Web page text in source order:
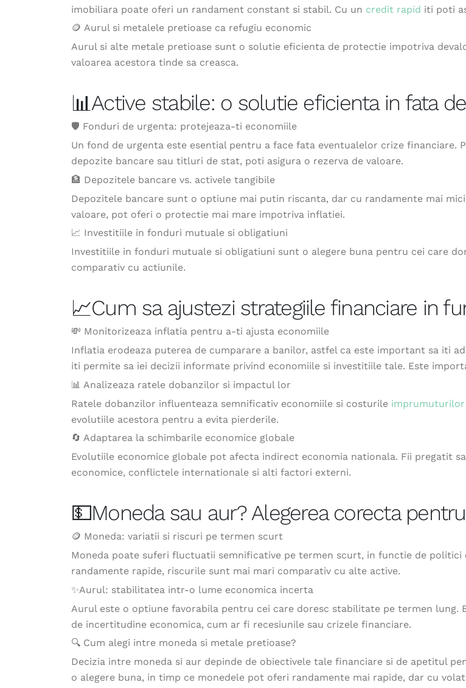
imobiliara poate oferi un randament constant si stabil. Cu un credit rapid iti poti
🪙 Aurul si metalele pretioase ca refugiu economic
Aurul si alte metale pretioase sunt o solutie eficienta de protectie impotriva
valoarea acestora tinde sa creasca.
📊Active stabile: o solutie eficienta in fata
🛡 Fonduri de urgenta: protejeaza-ti economiile
Un fond de urgenta este esential pentru a face fata eventualelor crize financiare.
depozite bancare sau titluri de stat, poti asigura o rezerva de valoare.
🏦 Depozitele bancare vs. activele tangibile
Depozitele bancare sunt o optiune mai putin riscanta, dar cu randamente mai
valoare, pot oferi o protectie mai mare impotriva inflatiei.
📈 Investitiile in fonduri mutuale si obligatiuni
Investitiile in fonduri mutuale si obligatiuni sunt o alegere buna pentru cei care
comparativ cu actiunile.
📈Cum sa ajustezi strategiile financiare in
💸 Monitorizeaza inflatia pentru a-ti ajusta economiile
Inflatia erodeaza puterea de cumparare a banilor, astfel ca este important sa iti
iti permite sa iei decizii informate privind economiile si investitiile tale. Este
📊 Analizeaza ratele dobanzilor si impactul lor
Ratele dobanzilor influenteaza semnificativ economiile si costurile imprumuturilor
evolutiile acestora pentru a evita pierderile.
🔄 Adaptarea la schimbarile economice globale
Evolutiile economice globale pot afecta indirect economia nationala. Fii pregatit
economice, conflictele internationale si alti factori externi.
💵Moneda sau aur? Alegerea corecta
🪙 Moneda: variatii si riscuri pe termen scurt
Moneda poate suferi fluctuatii semnificative pe termen scurt, in functie de politici
randamente rapide, riscurile sunt mai mari comparativ cu alte active.
✨Aurul: stabilitatea intr-o lume economica incerta
Aurul este o optiune favorabila pentru cei care doresc stabilitate pe termen lung.
de incertitudine economica, cum ar fi recesiunile sau crizele financiare.
🔍 Cum alegi intre moneda si metale pretioase?
Decizia intre moneda si aur depinde de obiectivele tale financiare si de apetitul
o alegere buna, in timp ce monedele pot oferi randamente mai rapide, dar cu